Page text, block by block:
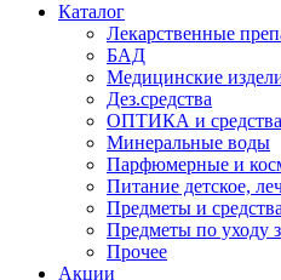
Каталог
Лекарственные
БАД
Медицинские
Дез.средства
ОПТИКА и средства
Минеральные воды
Парфюмерные и
Питание детское,
Предметы и
Предметы по уходу
Прочее
Акции